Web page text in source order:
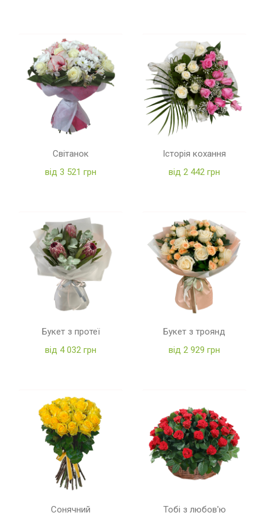
Світанок
від 3 521 грн
Історія кохання
від 2 442 грн
Букет з протеї
від 4 032 грн
Букет з троянд
від 2 929 грн
Сонячний
Тобі з любов'ю